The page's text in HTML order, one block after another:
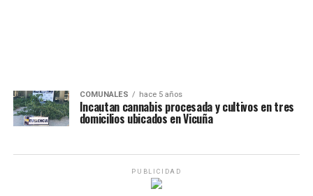
COMUNALES hace 5 años
Incautan cannabis procesada y cultivos en tres
domicilios ubicados en Vicuña
PUBLICIDAD